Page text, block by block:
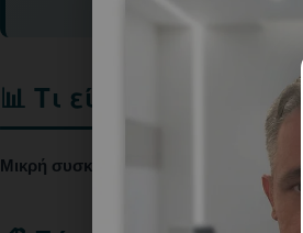
📊 Τι είναι
Μικρή συσκευή σε σχήμα Τ που